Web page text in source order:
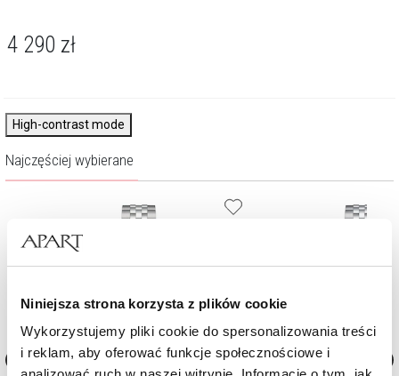
Niniejsza strona korzysta z plików cookie
Wykorzystujemy pliki cookie do spersonalizowania treści
i reklam, aby oferować funkcje społecznościowe i
4 290 zł
High-contrast mode
Najczęściej wybierane